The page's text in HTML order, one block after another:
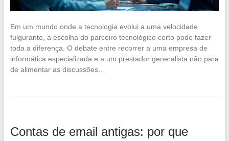
Em um mundo onde a tecnologia evolui a uma velocidade
fulgurante, a escolha do parceiro tecnológico certo pode fazer
toda a diferença. O debate entre recorrer a uma empresa de
informática especializada e a um prestador generalista não para
de alimentar as discussões…
Contas de email antigas: por que